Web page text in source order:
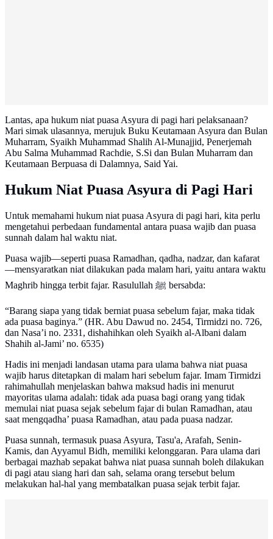
Lantas, apa hukum niat puasa Asyura di pagi hari pelaksanaan?
Mari simak ulasannya, merujuk Buku Keutamaan Asyura dan Bulan
Muharram, Syaikh Muhammad Shalih Al-Munajjid, Penerjemah
Abu Salma Muhammad Rachdie, S.Si dan Bulan Muharram dan
Keutamaan Berpuasa di Dalamnya, Said Yai.
Hukum Niat Puasa Asyura di Pagi Hari
Untuk memahami hukum niat puasa Asyura di pagi hari, kita perlu
mengetahui perbedaan fundamental antara puasa wajib dan puasa
sunnah dalam hal waktu niat.
Puasa wajib—seperti puasa Ramadhan, qadha, nadzar, dan kafarat
—mensyaratkan niat dilakukan pada malam hari, yaitu antara waktu
Maghrib hingga terbit fajar. Rasulullah ﷺ bersabda:
“Barang siapa yang tidak berniat puasa sebelum fajar, maka tidak
ada puasa baginya.” (HR. Abu Dawud no. 2454, Tirmidzi no. 726,
dan Nasa’i no. 2331, dishahihkan oleh Syaikh al-Albani dalam
Shahih al-Jami’ no. 6535)
Hadis ini menjadi landasan utama para ulama bahwa niat puasa
wajib harus ditetapkan di malam hari sebelum fajar. Imam Tirmidzi
rahimahullah menjelaskan bahwa maksud hadis ini menurut
mayoritas ulama adalah: tidak ada puasa bagi orang yang tidak
memulai niat puasa sejak sebelum fajar di bulan Ramadhan, atau
saat mengqadha’ puasa Ramadhan, atau pada puasa nadzar.
Puasa sunnah, termasuk puasa Asyura, Tasu'a, Arafah, Senin-
Kamis, dan Ayyamul Bidh, memiliki kelonggaran. Para ulama dari
berbagai mazhab sepakat bahwa niat puasa sunnah boleh dilakukan
di pagi atau siang hari dan sah, selama orang tersebut belum
melakukan hal-hal yang membatalkan puasa sejak terbit fajar.